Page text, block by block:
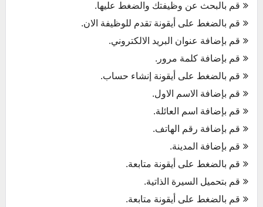
قم بالبحث عن وظيفتك والضغط عليها.
قم بالضغط على أيقونة تقدم للوظيفة الان.
قم بإضافة عنوان البريد الالكتروني.
قم بإضافة كلمة مرور.
قم بالضغط على أيقونة إنشاء حساب.
قم بإضافة الاسم الاول.
قم بإضافة اسم العائلة.
قم بإضافة رقم الهاتف.
قم بإضافة المدينة.
قم بالضغط على أيقونة متابعة.
قم بتحميل السيرة الذاتية.
قم بالضغط على أيقونة متابعة.